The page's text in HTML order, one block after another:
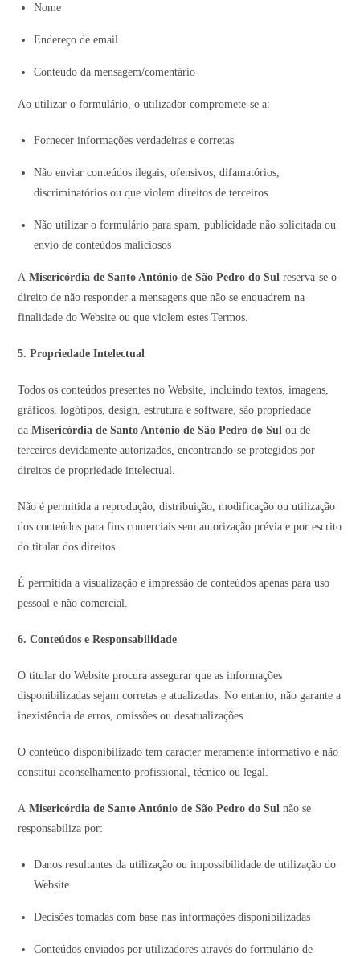
Nome
Endereço de email
Conteúdo da mensagem/comentário
Ao utilizar o formulário, o utilizador compromete-se a:
Fornecer informações verdadeiras e corretas
Não enviar conteúdos ilegais, ofensivos, difamatórios,
discriminatórios ou que violem direitos de terceiros
Não utilizar o formulário para spam, publicidade não solicitada ou
envio de conteúdos maliciosos
AMisericórdia de Santo António de São Pedro do Sul reserva-se o
direito de não responder a mensagens que não se enquadrem na
finalidade do Website ou que violem estes Termos.
5. Propriedade Intelectual
Todos os conteúdos presentes no Website, incluindo textos, imagens,
gráficos, logótipos, design, estrutura e software, são propriedade
daMisericórdia de Santo António de São Pedro do Sul ou de
terceiros devidamente autorizados, encontrando-se protegidos por
direitos de propriedade intelectual.
Não é permitida a reprodução, distribuição, modificação ou utilização
dos conteúdos para fins comerciais sem autorização prévia e por escrito
do titular dos direitos.
É permitida a visualização e impressão de conteúdos apenas para uso
pessoal e não comercial.
6. Conteúdos e Responsabilidade
O titular do Website procura assegurar que as informações
disponibilizadas sejam corretas e atualizadas. No entanto, não garante a
inexistência de erros, omissões ou desatualizações.
O conteúdo disponibilizado tem carácter meramente informativo e não
constitui aconselhamento profissional, técnico ou legal.
AMisericórdia de Santo António de São Pedro do Sul não se
responsabiliza por:
Danos resultantes da utilização ou impossibilidade de utilização do
Website
Decisões tomadas com base nas informações disponibilizadas
Conteúdos enviados por utilizadores através do formulário de